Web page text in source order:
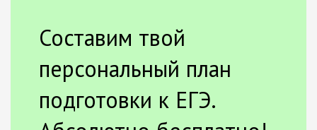
Составим твой
персональный план
подготовки к ЕГЭ.